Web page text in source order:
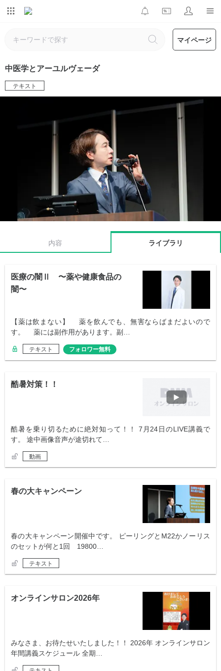
マイページ
中医学とアーユルヴェーダ
テキスト
内容 ライブラリ
医療の闇Ⅱ 〜薬や健康食品の
闇〜
【薬は飲まない】 薬を飲んでも、無害ならばまだよいので
す。 薬には副作用があります。副…
テキスト フォロワー無料
酷暑対策！！
酷暑を乗り切るために絶対知って！！ 7月24日のLIVE講義で
す。 途中画像音声が途切れて…
動画
春の大キャンペーン
春の大キャンペーン開催中です。 ピーリングとM22かノーリス
のセットが何と1回 19800…
テキスト
オンラインサロン2026年
みなさま、お待たせいたしました！！ 2026年 オンラインサロン
年間講義スケジュール 全期…